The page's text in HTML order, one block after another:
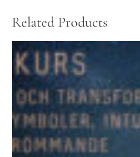
Related Products